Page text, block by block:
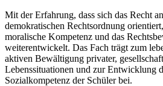
Mit der Erfahrung, dass sich das Recht
demokratischen Rechtsordnung
moralische Kompetenz und das
weiterentwickelt. Das Fach trägt zum
aktiven Bewältigung privater,
Lebenssituationen und zur Entwicklung
Sozialkompetenz der Schüler bei.